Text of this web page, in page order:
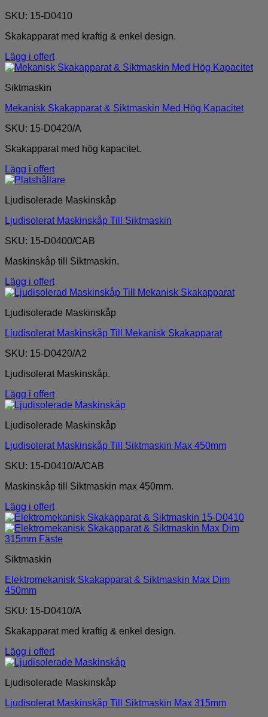
SKU: 15-D0410
Skakapparat med kraftig & enkel design.
Lägg i offert
Siktmaskin
Mekanisk Skakapparat & Siktmaskin Med Hög Kapacitet
SKU: 15-D0420/A
Skakapparat med hög kapacitet.
Lägg i offert
Ljudisolerade Maskinskåp
Ljudisolerat Maskinskåp Till Siktmaskin
SKU: 15-D0400/CAB
Maskinskåp till Siktmaskin.
Lägg i offert
Ljudisolerade Maskinskåp
Ljudisolerat Maskinskåp Till Mekanisk Skakapparat
SKU: 15-D0420/A2
Ljudisolerat Maskinskåp.
Lägg i offert
Ljudisolerade Maskinskåp
Ljudisolerat Maskinskåp Till Siktmaskin Max 450mm
SKU: 15-D0410/A/CAB
Maskinskåp till Siktmaskin max 450mm.
Lägg i offert
Siktmaskin
Elektromekanisk Skakapparat & Siktmaskin Max Dim
450mm
SKU: 15-D0410/A
Skakapparat med kraftig & enkel design.
Lägg i offert
Ljudisolerade Maskinskåp
Ljudisolerat Maskinskåp Till Siktmaskin Max 315mm